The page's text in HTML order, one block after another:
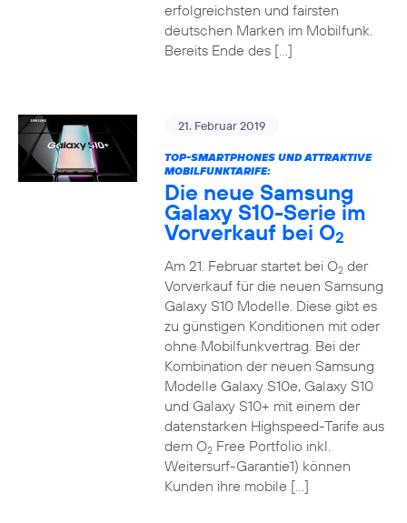
erfolgreichsten und fairsten
deutschen Marken im Mobilfunk.
Bereits Ende des […]
21. Februar 2019
TOP-SMARTPHONES UND ATTRAKTIVE
MOBILFUNKTARIFE:
Die neue Samsung
Galaxy S10-Serie im
Vorverkauf bei O2
Am 21. Februar startet bei O2der
Vorverkauf für die neuen Samsung
Galaxy S10 Modelle. Diese gibt es
zu günstigen Konditionen mit oder
ohne Mobilfunkvertrag. Bei der
Kombination der neuen Samsung
Modelle Galaxy S10e, Galaxy S10
und Galaxy S10+ mit einem der
datenstarken Highspeed-Tarife aus
dem O2Free Portfolio inkl.
Weitersurf-Garantie1) können
Kunden ihre mobile […]